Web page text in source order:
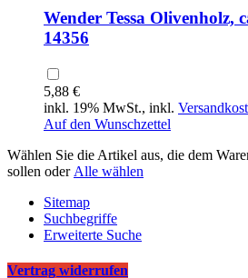
Wender Tessa Olivenholz,
14356
5,88 €
inkl. 19% MwSt., inkl.
Auf den Wunschzettel
Wählen Sie die Artikel aus, die dem
sollen oder Alle wählen
Sitemap
Suchbegriffe
Erweiterte Suche
Vertrag widerrufen